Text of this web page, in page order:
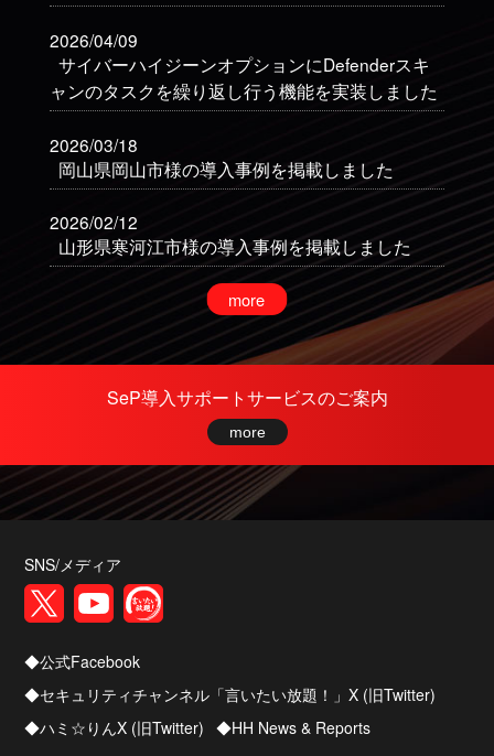
2026/04/09
サイバーハイジーンオプションにDefenderスキ
ャンのタスクを繰り返し行う機能を実装しました
2026/03/18
岡山県岡山市様の導入事例を掲載しました
2026/02/12
山形県寒河江市様の導入事例を掲載しました
SePディフェンスオプションに、EDR-Realtime
Analyticsからネットワーク隔離を実行する機能を
た
SePトレーサオプションに、マシンの遠隔操作が
できるリモートコントロール機能を追加しました
EDR-Realtime Analyticsを強化しました
2025/12/01
サイバーハイジーンオプションの配布に関する
SeP導入サポートサービスのご案内
more
SNS/メディア
公式Facebook
セキュリティチャンネル「言いたい放題！」X (旧Twitter)
ハミ☆りんX (旧Twitter)
HH News & Reports